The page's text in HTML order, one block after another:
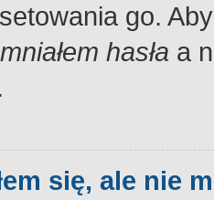
go.
hasła a
się, ale nie